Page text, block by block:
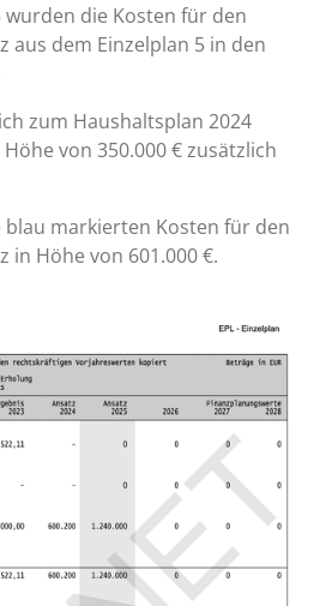
die Kosten für den
aus dem Einzelplan 5 in den
zum Haushaltsplan 2024
von 350.000 € zusätzlich
blau markierten Kosten für den
Höhe von 601.000 €.